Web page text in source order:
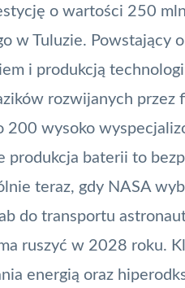
o wartości 250
w Tuluzie. Powstający
i produkcją
rozwijanych
200 wysoko
produkcja baterii to
teraz, gdy NASA
do transportu
ruszyć w 2028 roku.
energią oraz